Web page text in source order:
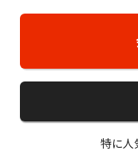
特に人